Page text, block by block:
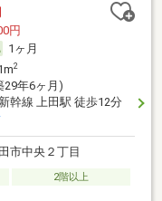
円
1ヶ月
2
29年6ヶ月)
幹線 上田駅 徒歩12分
市中央２丁目
2階以上